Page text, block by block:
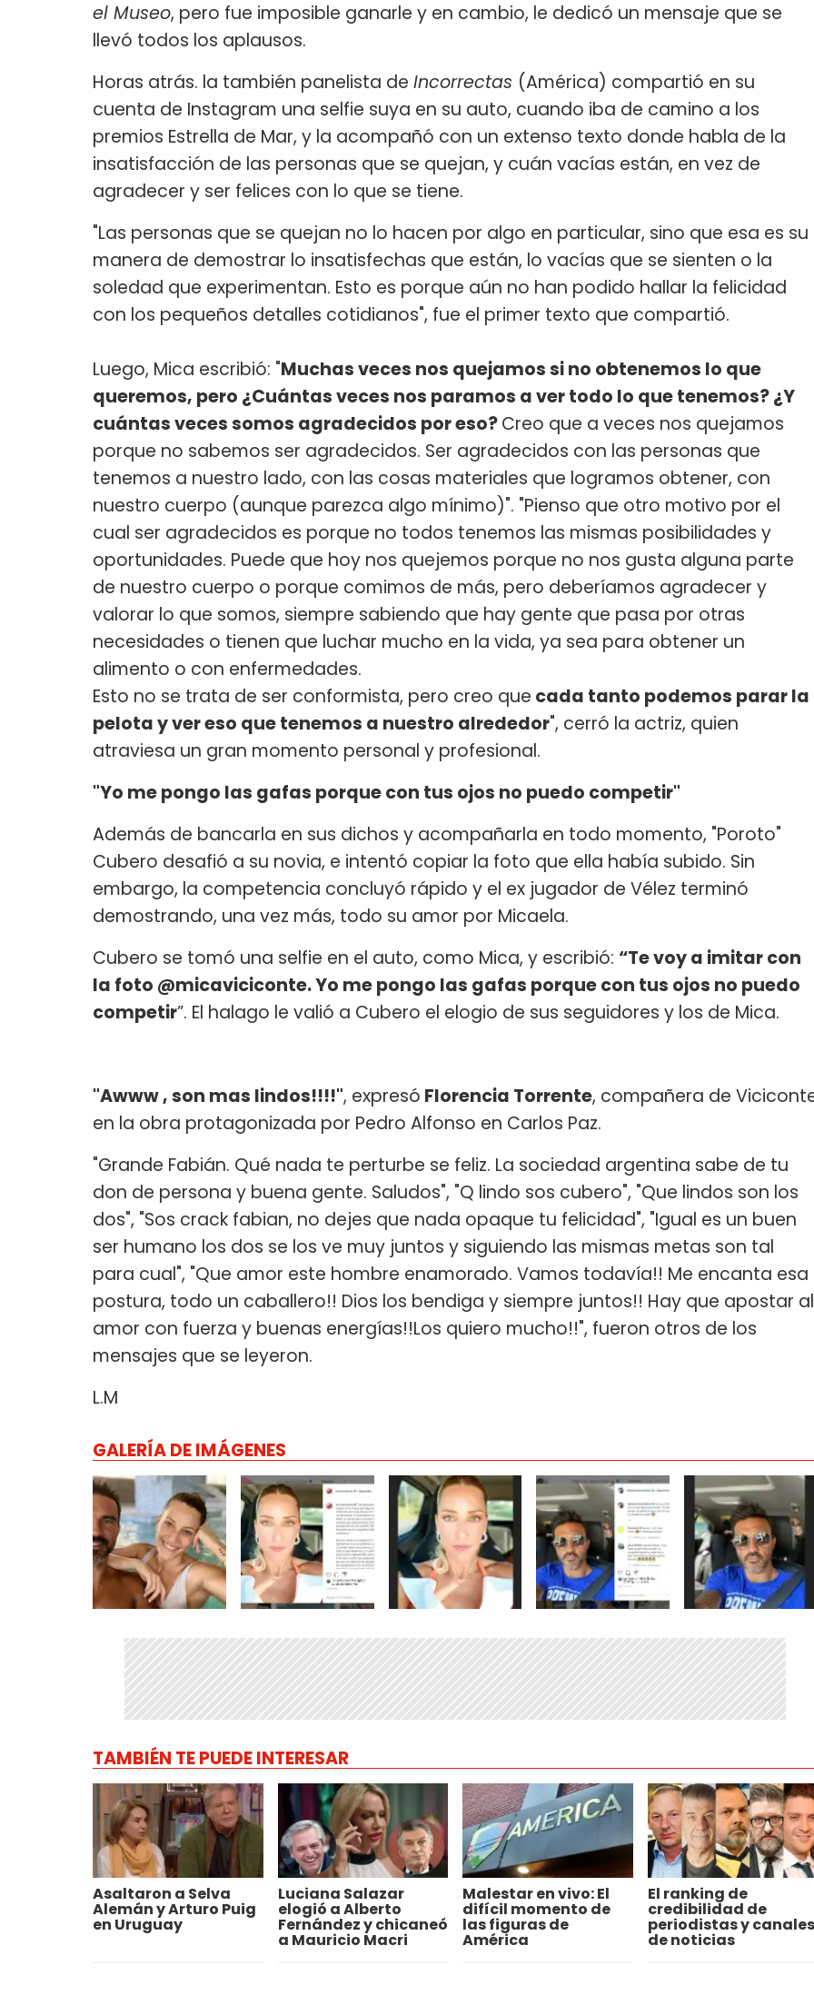
el Museo, pero fue imposible ganarle y en cambio, le dedicó un mensaje que se
llevó todos los aplausos.
Horas atrás. la también panelista de Incorrectas (América) compartió en su
cuenta de Instagram una selfie suya en su auto, cuando iba de camino a los
premios Estrella de Mar, y la acompañó con un extenso texto donde habla de la
insatisfacción de las personas que se quejan, y cuán vacías están, en vez de
agradecer y ser felices con lo que se tiene.
"Las personas que se quejan no lo hacen por algo en particular, sino que esa es su
manera de demostrar lo insatisfechas que están, lo vacías que se sienten o la
soledad que experimentan. Esto es porque aún no han podido hallar la felicidad
con los pequeños detalles cotidianos", fue el primer texto que compartió.
Luego, Mica escribió: "Muchas veces nos quejamos si no obtenemos lo que
queremos, pero ¿Cuántas veces nos paramos a ver todo lo que tenemos? ¿Y
cuántas veces somos agradecidos por eso?Creo que a veces nos quejamos
porque no sabemos ser agradecidos. Ser agradecidos con las personas que
tenemos a nuestro lado, con las cosas materiales que logramos obtener, con
nuestro cuerpo (aunque parezca algo mínimo)". "Pienso que otro motivo por el
cual ser agradecidos es porque no todos tenemos las mismas posibilidades y
oportunidades. Puede que hoy nos quejemos porque no nos gusta alguna parte
de nuestro cuerpo o porque comimos de más, pero deberíamos agradecer y
valorar lo que somos, siempre sabiendo que hay gente que pasa por otras
necesidades o tienen que luchar mucho en la vida, ya sea para obtener un
alimento o con enfermedades.
Esto no se trata de ser conformista, pero creo que cada tanto podemos parar la
pelota y ver eso que tenemos a nuestro alrededor", cerró la actriz, quien
atraviesa un gran momento personal y profesional.
"Yo me pongo las gafas porque con tus ojos no puedo competir"
Además de bancarla en sus dichos y acompañarla en todo momento, "Poroto"
Cubero desafió a su novia, e intentó copiar la foto que ella había subido. Sin
embargo, la competencia concluyó rápido y el ex jugador de Vélez terminó
demostrando, una vez más, todo su amor por Micaela.
Cubero se tomó una selfie en el auto, como Mica, y escribió: “Te voy a imitar con
la foto @micaviciconte. Yo me pongo las gafas porque con tus ojos no puedo
competir”. El halago le valió a Cubero el elogio de sus seguidores y los de Mica.
"Awww , son mas lindos!!!!", expresó Florencia Torrente, compañera de
en la obra protagonizada por Pedro Alfonso en Carlos Paz.
"Grande Fabián. Qué nada te perturbe se feliz. La sociedad argentina sabe de tu
don de persona y buena gente. Saludos", "Q lindo sos cubero", "Que lindos son los
dos", "Sos crack fabian, no dejes que nada opaque tu felicidad", "Igual es un buen
ser humano los dos se los ve muy juntos y siguiendo las mismas metas son tal
para cual", "Que amor este hombre enamorado. Vamos todavía!! Me encanta esa
postura, todo un caballero!! Dios los bendiga y siempre juntos!! Hay que apostar al
amor con fuerza y buenas energías!!Los quiero mucho!!", fueron otros de los
mensajes que se leyeron.
L.M
GALERÍA DE IMÁGENES
TAMBIÉN TE PUEDE INTERESAR
Asaltaron a Selva
Alemán y Arturo Puig
en Uruguay
Luciana Salazar
elogió a Alberto
Fernández y chicaneó
a Mauricio Macri
Malestar en vivo: El
difícil momento de
las figuras de
América
El ranking de
credibilidad de
periodistas y canales
de noticias